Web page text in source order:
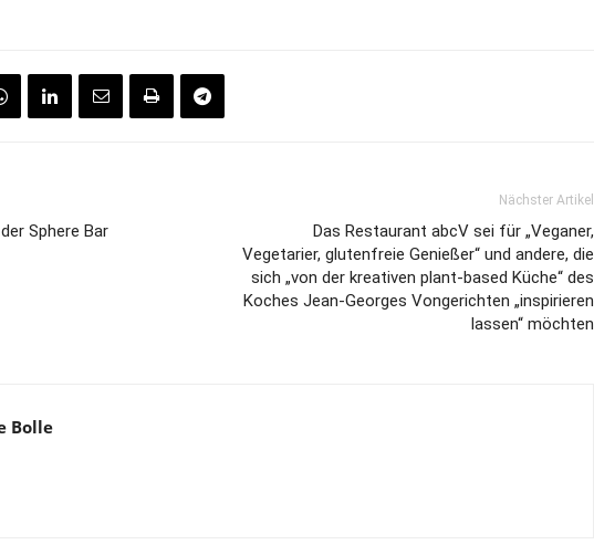
Sphere Bar
Nächster Artikel
Das Restaurant abcV sei für „Veganer,
Vegetarier, glutenfreie Genießer“ und andere, die
sich „von der kreativen plant-based Küche“ des
Koches Jean-Georges Vongerichten „inspirieren
lassen“ möchten
Bolle